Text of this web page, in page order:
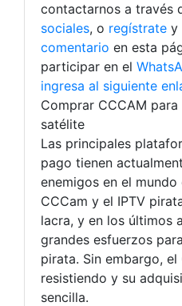
contactarnos a través
sociales, o regístrate y
comentario en esta
participar en el
ingresa al siguiente
Comprar CCCAM
satélite
Las principales
pago tienen
enemigos en el
CCCam y el IPTV
lacra, y en los últimos
grandes esfuerzos
pirata. Sin embargo, el
resistiendo y su
sencilla.